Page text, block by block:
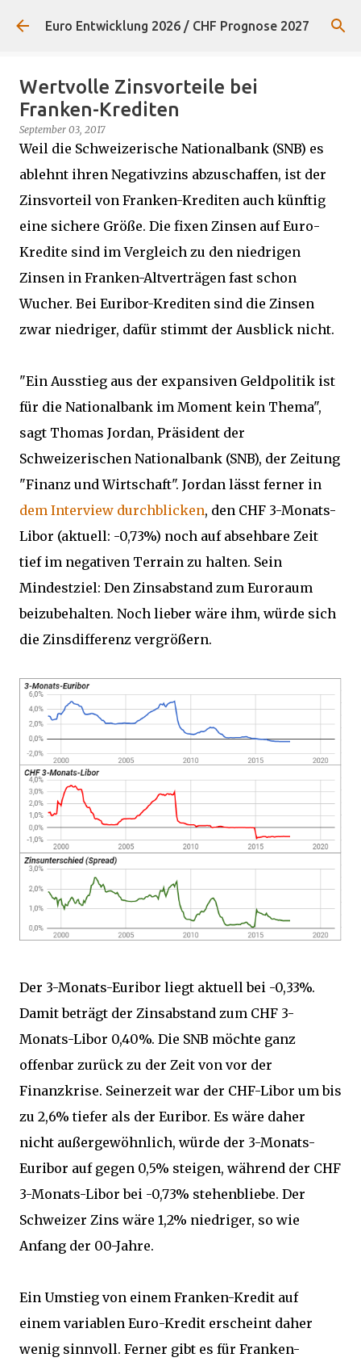
Direkt zum Hauptbereich
Euro Entwicklung 2026 / CHF Prognose 2027
Wertvolle Zinsvorteile bei
Franken-Krediten
September 03, 2017
Weil die Schweizerische Nationalbank (SNB) es
ablehnt ihren Negativzins abzuschaffen, ist der
Zinsvorteil von Franken-Krediten auch künftig
eine sichere Größe. Die fixen Zinsen auf Euro-
Kredite sind im Vergleich zu den niedrigen
Zinsen in Franken-Altverträgen fast schon
Wucher. Bei Euribor-Krediten sind die Zinsen
zwar niedriger, dafür stimmt der Ausblick nicht.
"Ein Ausstieg aus der expansiven Geldpolitik ist
für die Nationalbank im Moment kein Thema",
sagt Thomas Jordan, Präsident der
Schweizerischen Nationalbank (SNB), der Zeitung
"Finanz und Wirtschaft". Jordan lässt ferner in
dem Interview durchblicken, den CHF 3-Monats-
Libor (aktuell: -0,73%) noch auf absehbare Zeit
tief im negativen Terrain zu halten. Sein
Mindestziel: Den Zinsabstand zum Euroraum
beizubehalten. Noch lieber wäre ihm, würde sich
die Zinsdifferenz vergrößern.
Der 3-Monats-Euribor liegt aktuell bei -0,33%.
Damit beträgt der Zinsabstand zum CHF 3-
Monats-Libor 0,40%. Die SNB möchte ganz
offenbar zurück zu der Zeit von vor der
Finanzkrise. Seinerzeit war der CHF-Libor um bis
zu 2,6% tiefer als der Euribor. Es wäre daher
nicht außergewöhnlich, würde der 3-Monats-
Euribor auf gegen 0,5% steigen, während der CHF
3-Monats-Libor bei -0,73% stehenbliebe. Der
Schweizer Zins wäre 1,2% niedriger, so wie
Anfang der 00-Jahre.
Ein Umstieg von einem Franken-Kredit auf
einem variablen Euro-Kredit erscheint daher
wenig sinnvoll. Ferner gibt es für Franken-